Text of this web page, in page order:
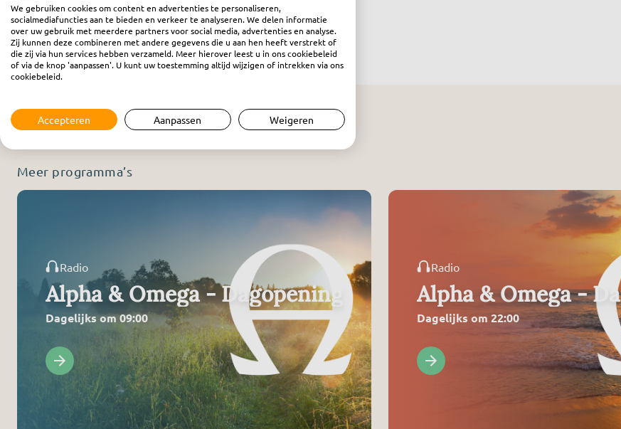
Want de tijd is nabij - afl. 60
zaterdag 3 mei 2025
Meer programma’s
Radio
Alpha & Omega - Dagopening
Dagelijks om 09:00
Radio
Alpha & Omega -
Dagelijks om 22:00
We gebruiken cookies om content en advertenties te personaliseren,
socialmediafuncties aan te bieden en verkeer te analyseren. We delen informatie
over uw gebruik met meerdere partners voor social media, advertenties en analyse.
Zij kunnen deze combineren met andere gegevens die u aan hen heeft verstrekt of
die zij via hun services hebben verzameld. Meer hierover leest u in ons cookiebeleid
of via de knop 'aanpassen'. U kunt uw toestemming altijd wijzigen of intrekken via ons
cookiebeleid.
Accepteren Aanpassen Weigeren